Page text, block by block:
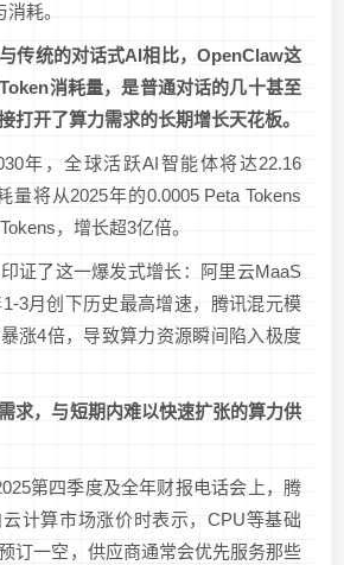
耗。
传统的对话式AI相比，OpenClaw这
消耗量，是普通对话的几十甚至
打开了算力需求的长期增长天花板。
年，全球活跃AI智能体将达22.16
量将从2025年的0.0005 Peta Tokens
，增长超3亿倍。
证了这一爆发式增长：阿里云MaaS
3月创下历史最高增速，腾讯混元模
涨4倍，导致算力资源瞬间陷入极度
求，与短期内难以快速扩张的算力供
第四季度及全年财报电话会上，腾
计算市场涨价时表示，CPU等基础
订一空，供应商通常会优先服务那些